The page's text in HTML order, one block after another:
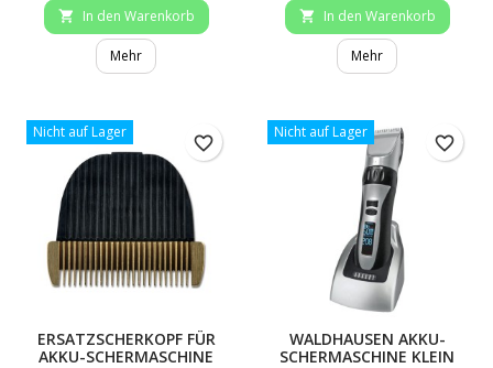
 In den Warenkorb
Mehr
 In den Warenkorb
Mehr
Nicht auf Lager
ERSATZSCHERKOPF FÜR
AKKU-SCHERMASCHINE
favorite_border
Nicht auf Lager
WALDHAUSEN AKKU-
SCHERMASCHINE KLEIN
favorite_border